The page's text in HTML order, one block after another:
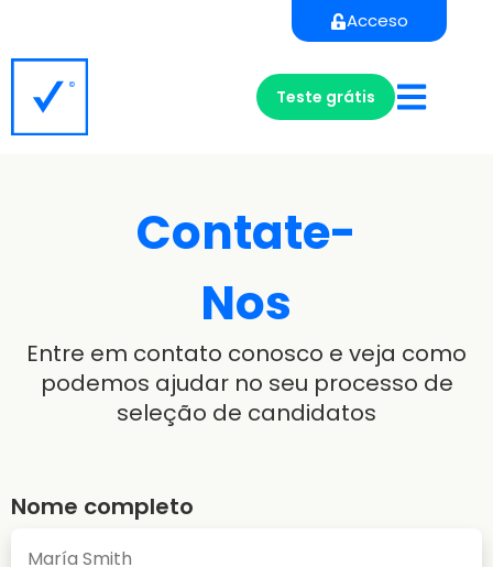
Acceso
Teste grátis
Contate-
Nos
Entre em contato conosco e veja como
podemos ajudar no seu processo de
seleção de candidatos
Nome completo